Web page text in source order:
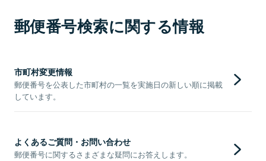
郵便番号検索に関する情報
市町村変更情報
郵便番号を公表した市町村の一覧を実施日の新しい順に掲載
しています。
よくあるご質問・お問い合わせ
郵便番号に関するさまざまな疑問にお答えします。